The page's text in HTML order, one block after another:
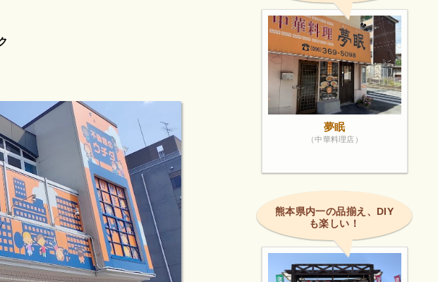
夢眠
（中華料理店）
熊本県内一の品揃え、DIY
も楽しい！